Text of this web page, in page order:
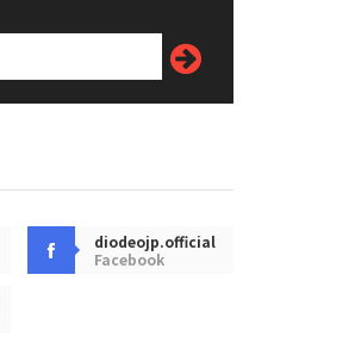
diodeojp.official
Facebook